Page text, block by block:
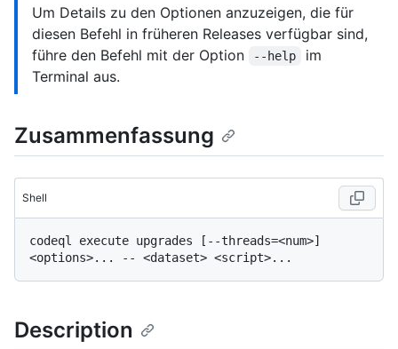
Um Details zu den Optionen anzuzeigen, die für
diesen Befehl in früheren Releases verfügbar sind,
führe den Befehl mit der Option
--help
im
Terminal aus.
Zusammenfassung
Shell
codeql execute upgrades [--threads=<num>]
Description